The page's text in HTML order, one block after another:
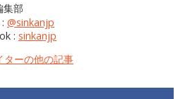
集部
@sinkanjp
: sinkanjp
ターの他の記事